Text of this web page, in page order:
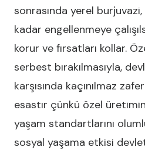
sonrasında yerel
kadar engellenmeye
korur ve fırsatları kollar.
serbest bırakılmasıyla,
karşısında kaçınılmaz
esastır çünkü özel
yaşam standartlarını
sosyal yaşama etkisi